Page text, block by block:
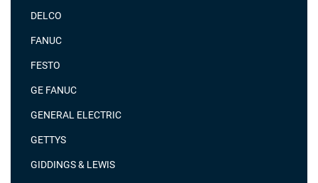
DELCO
FANUC
FESTO
GE FANUC
GENERAL ELECTRIC
GETTYS
GIDDINGS & LEWIS